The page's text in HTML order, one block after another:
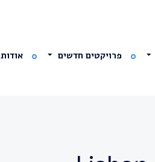
פרויקטים חדשים אודות